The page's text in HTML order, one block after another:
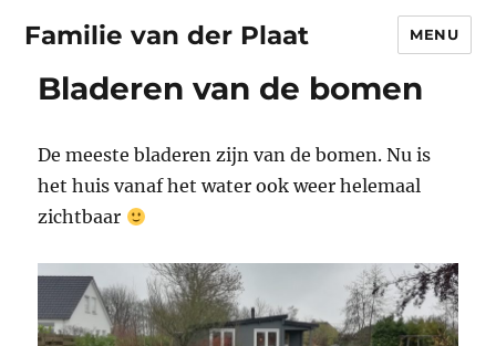
Familie van der Plaat MENU
Bladeren van de bomen
De meeste bladeren zijn van de bomen. Nu is
het huis vanaf het water ook weer helemaal
zichtbaar